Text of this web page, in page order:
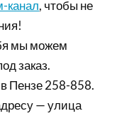
канал, чтобы не
мы можем
заказ.
Пензе 258-858.
— улица